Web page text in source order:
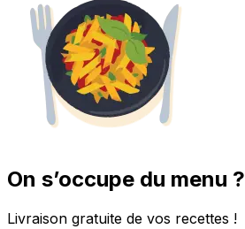
On s’occupe du menu ?
Livraison gratuite de vos recettes !